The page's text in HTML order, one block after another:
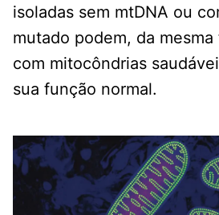
isoladas sem mtDNA ou
mutado podem, da
com mitocôndrias
sua função normal.